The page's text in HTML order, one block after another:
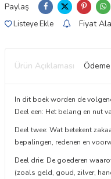
Paylaş
Listeye Ekle Fiyat
Ürün Açıklaması
In dit boek worden de
Deel een: Het belang en nut
Deel twee: Wat betekent
bepalingen, redenen en
Deel drie: De goederen
(zoals geld, goud, zilver,